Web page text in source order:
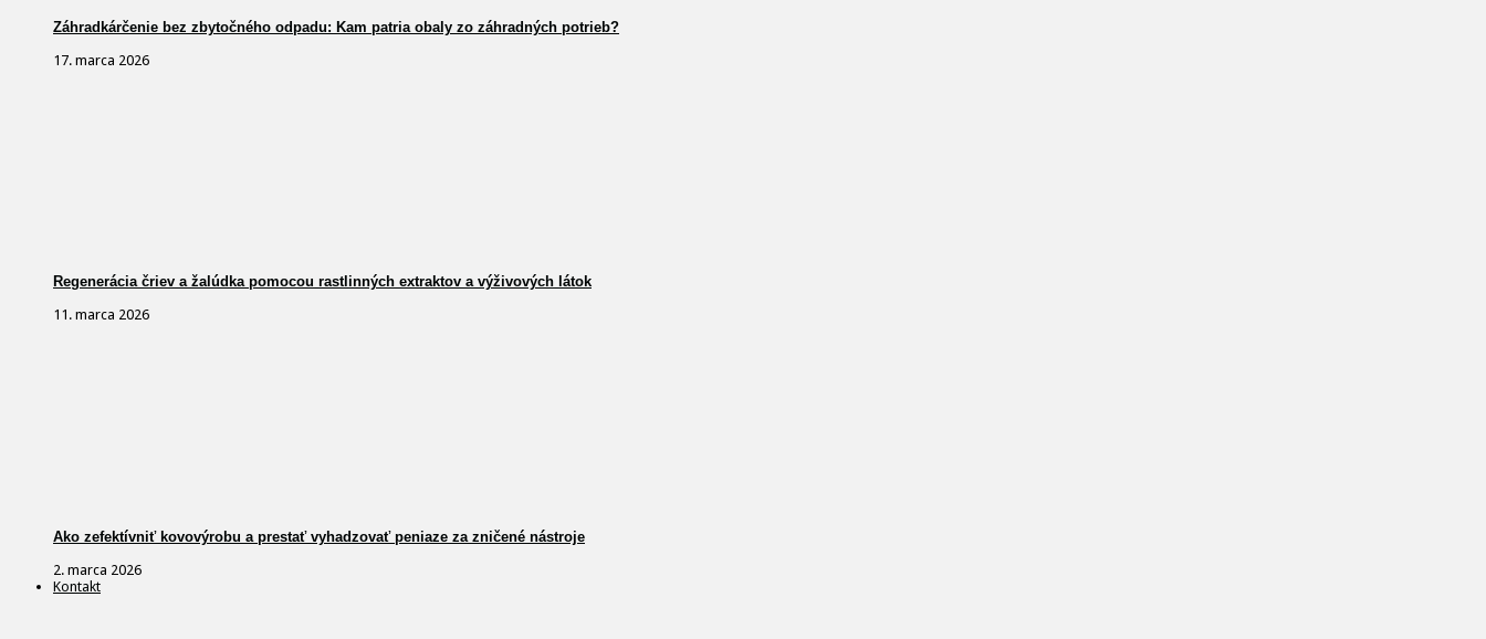
Záhradkárčenie bez zbytočného odpadu: Kam patria obaly zo záhradných potrieb?
17. marca 2026
Regenerácia čriev a žalúdka pomocou rastlinných extraktov a výživových látok
11. marca 2026
Ako zefektívniť kovovýrobu a prestať vyhadzovať peniaze za zničené nástroje
2. marca 2026
Kontakt